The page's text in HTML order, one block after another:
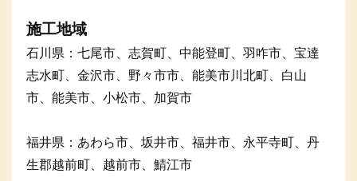
施工地域
石川県：七尾市、志賀町、中能登町、羽咋市、宝達
志水町、金沢市、野々市市、能美市川北町、白山
市、能美市、小松市、加賀市
福井県：あわら市、坂井市、福井市、永平寺町、丹
生郡越前町、越前市、鯖江市